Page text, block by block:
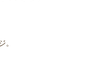
。